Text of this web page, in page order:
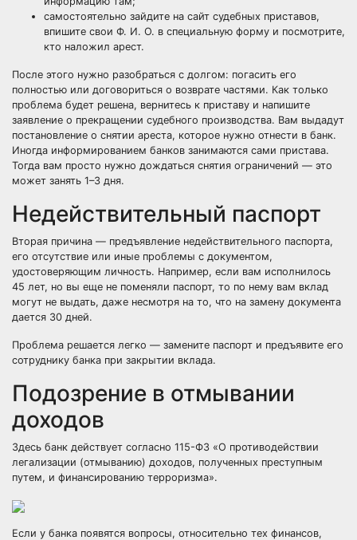
самостоятельно зайдите на сайт судебных приставов,
впишите свои Ф. И. О. в специальную форму и посмотрите,
кто наложил арест.
После этого нужно разобраться с долгом: погасить его
полностью или договориться о возврате частями. Как только
проблема будет решена, вернитесь к приставу и напишите
заявление о прекращении судебного производства. Вам выдадут
постановление о снятии ареста, которое нужно отнести в банк.
Иногда информированием банков занимаются сами пристава.
Тогда вам просто нужно дождаться снятия ограничений — это
может занять 1–3 дня.
Недействительный паспорт
Вторая причина — предъявление недействительного паспорта,
его отсутствие или иные проблемы с документом,
удостоверяющим личность. Например, если вам исполнилось
45 лет, но вы еще не поменяли паспорт, то по нему вам вклад
могут не выдать, даже несмотря на то, что на замену документа
дается 30 дней.
Проблема решается легко — замените паспорт и предъявите его
сотруднику банка при закрытии вклада.
Подозрение в отмывании
доходов
Здесь банк действует согласно 115-ФЗ «О противодействии
легализации (отмыванию) доходов, полученных преступным
путем, и финансированию терроризма».
Если у банка появятся вопросы, относительно тех финансов,